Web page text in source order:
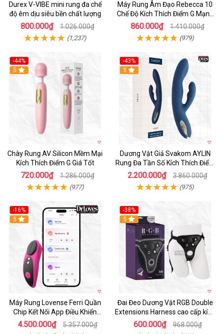
Durex V-VIBE mini rung đa chế
độ êm dịu siêu bền chất lượng
800.000₫ 1.026.000₫
(1,237)
Máy Rung Âm Đạo Rebecca 10
Chế Độ Kích Thích Điểm G Mạnh
Mẽ
860.000₫ 1.410.000₫
(979)
-44%
Hot
5
Chày Rung AV Silicon Mềm Mại
Kích Thích Điểm G Giá Tốt
720.000₫ 1.286.000₫
(977)
-43%
Hot
5
Dương Vật Giả Svakom AYLIN
Rung Đa Tần Số Kích Thích Điểm
G
2.200.000₫ 3.860.000₫
(975)
-16%
Hot
5
Máy Rung Lovense Ferri Quần
Chip Kết Nối App Điều Khiển
Thông Minh
4.500.000₫ 5.357.000₫
-38%
Hot
5
Đai Đeo Dương Vật RGB Double
Extensions Harness cao cấp kích
thích
600.000₫ 968.000₫